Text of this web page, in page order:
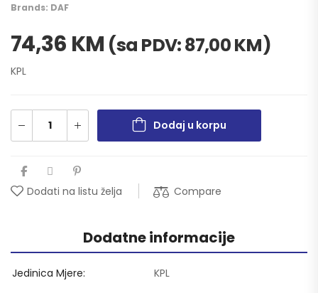
Brands: DAF
74,36 KM (sa PDV:87,00KM)
KPL
Dodaj u korpu
Dodati na listu želja Compare
Dodatne informacije
Jedinica Mjere KPL